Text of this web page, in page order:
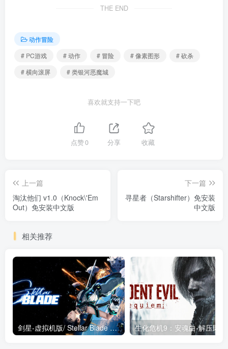
THE END
动作冒险
# PC游戏
# 动作 # 冒险 # 像素图形
# 砍杀
# 横向滚屏
# 类银河恶魔城
喜欢就支持一下吧
点赞0 分享 收藏
上一篇
淘汰他们 v1.0（Knock\'Em
Out）免安装中文版
下一篇
寻星者（Starshifter）免安装
中文版
相关推荐
剑星-虚拟机版/ Stellar Blade v1.4.1|Build.19963153 终极版新补丁 送修改器 免安装中文版